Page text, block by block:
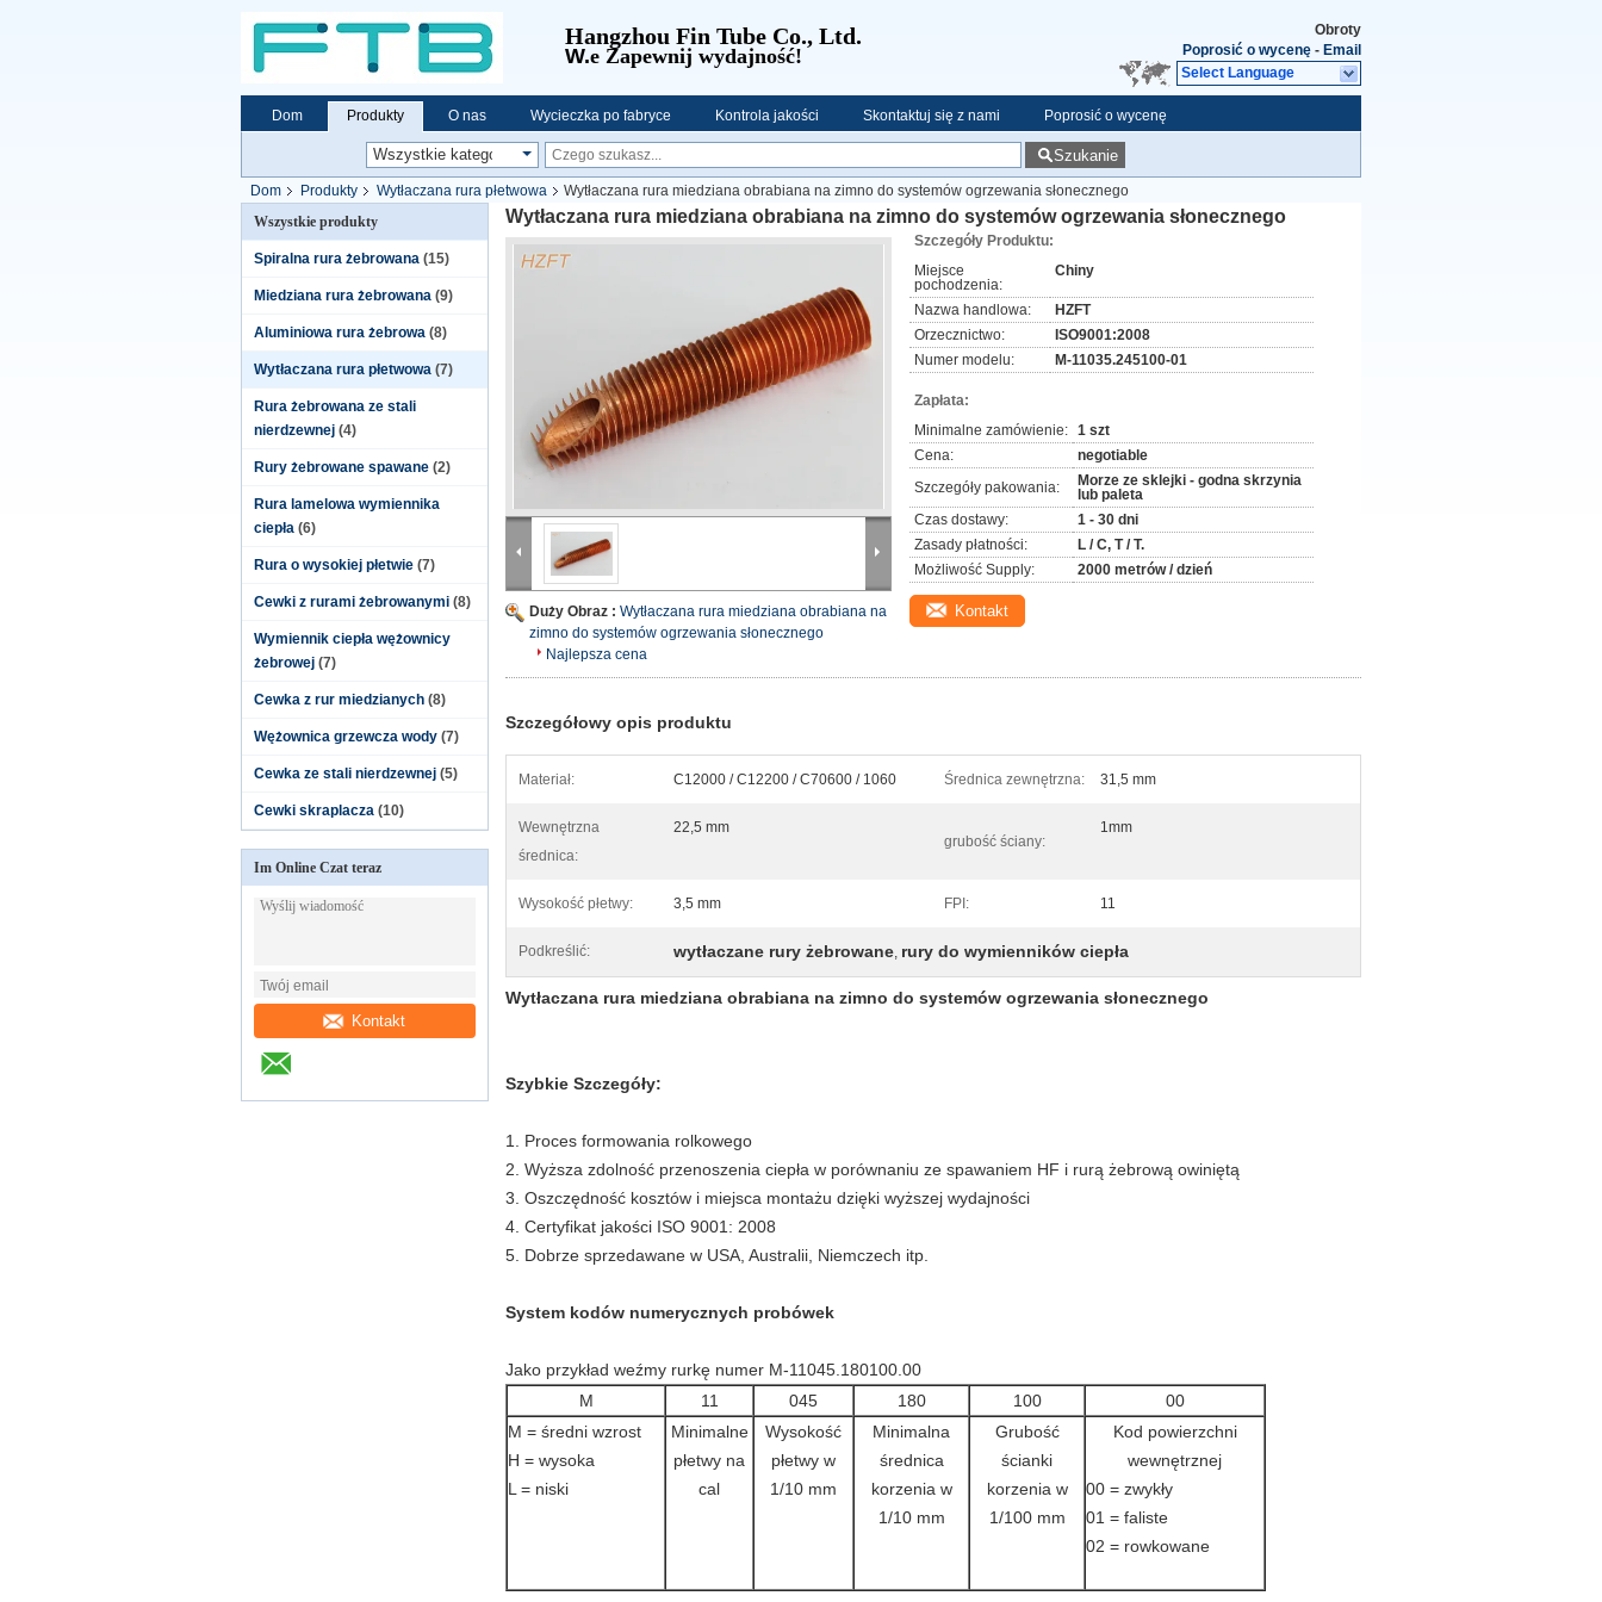
Hangzhou Fin Tube Co., Ltd.
W.e Zapewnij wydajność!
Obroty
Poprosić o wycenę - Email
Select Language
Dom Produkty O nas Wycieczka po fabryce Kontrola jakości Skontaktuj się z nami Poprosić o wycenę
Szukanie
Dom Produkty Wytłaczana rura płetwowa
Wytłaczana rura miedziana obrabiana na zimno do systemów ogrzewania słonecznego
Wszystkie produkty
Spiralna rura żebrowana (15)
Miedziana rura żebrowana (9)
Aluminiowa rura żebrowa (8)
Wytłaczana rura płetwowa (7)
Rura żebrowana ze stali
nierdzewnej (4)
Rury żebrowane spawane (2)
Rura lamelowa wymiennika
ciepła (6)
Rura o wysokiej płetwie (7)
Cewki z rurami żebrowanymi (8)
Wymiennik ciepła wężownicy
żebrowej (7)
Cewka z rur miedzianych (8)
Wężownica grzewcza wody (7)
Cewka ze stali nierdzewnej (5)
Cewki skraplacza (10)
Im Online Czat teraz
Kontakt
Wytłaczana rura miedziana obrabiana na zimno do systemów ogrzewania słonecznego
Duży Obraz : Wytłaczana rura miedziana obrabiana na
zimno do systemów ogrzewania słonecznego
Najlepsza cena
Szczegóły Produktu:
Miejsce
pochodzenia:
Chiny
Nazwa handlowa:
HZFT
Orzecznictwo:
ISO9001:2008
Numer modelu:
M-11035.245100-01
Zapłata:
Minimalne zamówienie: 1 szt
Cena:
negotiable
Szczegóły pakowania:
Morze ze sklejki - godna skrzynia
lub paleta
Czas dostawy:
1 - 30 dni
Zasady płatności:
L / C, T / T.
Możliwość Supply:
2000 metrów / dzień
Kontakt
Szczegółowy opis produktu
Materiał: C12000 / C12200 / C70600 / 1060 Średnica zewnętrzna: 31,5 mm
Wewnętrzna
średnica:
22,5 mm
grubość ściany:
1mm
Wysokość płetwy: 3,5 mm FPI: 11
Podkreślić: wytłaczane rury żebrowane, rury do wymienników ciepła
Wytłaczana rura miedziana obrabiana na zimno do systemów ogrzewania słonecznego
Szybkie Szczegóły:
1. Proces formowania rolkowego
2. Wyższa zdolność przenoszenia ciepła w porównaniu ze spawaniem HF i rurą żebrową owiniętą
3. Oszczędność kosztów i miejsca montażu dzięki wyższej wydajności
4. Certyfikat jakości ISO 9001: 2008
5. Dobrze sprzedawane w USA, Australii, Niemczech itp.
System kodów numerycznych probówek
Jako przykład weźmy rurkę numer M-11045.180100.00
M
11 045 180 100
00
M = średni wzrost
H = wysoka
L = niski
Minimalne
płetwy na
cal
Wysokość
płetwy w
1/10 mm
Minimalna
średnica
korzenia w
1/10 mm
Grubość
ścianki
korzenia w
1/100 mm
Kod powierzchni
wewnętrznej
00 = zwykły
01 = faliste
02 = rowkowane